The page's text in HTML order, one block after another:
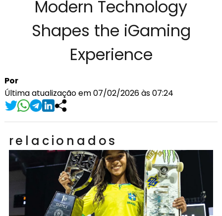
Modern Technology
Shapes the iGaming
Experience
Por
Última atualização em 07/02/2026 às 07:24
relacionados